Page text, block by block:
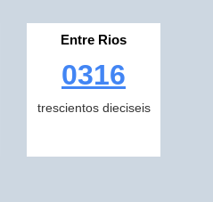
Entre Rios
0316
trescientos dieciseis